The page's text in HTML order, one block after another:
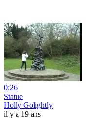
0:26
Statue
Holly Golightly
il y a 19 ans